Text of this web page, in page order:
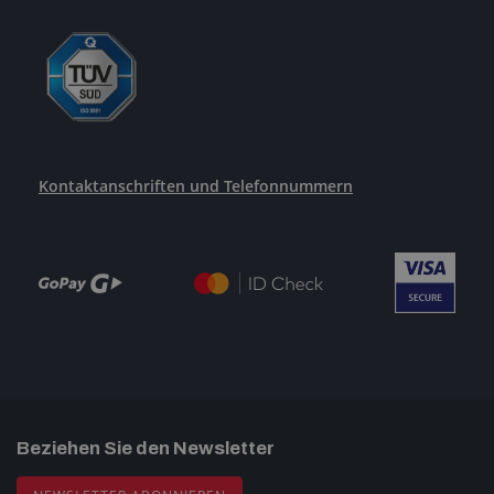
Kontaktanschriften und Telefonnummern
Beziehen Sie den Newsletter